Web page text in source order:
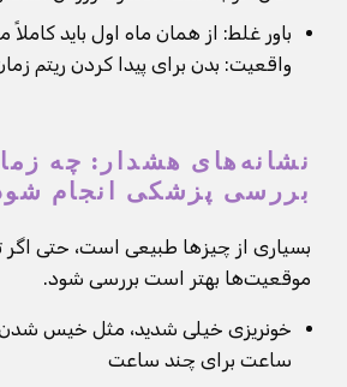
باور غلط: از همان ماه اول باید
واقعیت: بدن برای پیدا کردن ریتم
نشانه‌های هشدار: چه
بررسی پزشکی انجام
بسیاری از چیزها طبیعی است، حتی اگر
موقعیت‌ها بهتر است بررسی شود.
ساعت برای چند ساعت